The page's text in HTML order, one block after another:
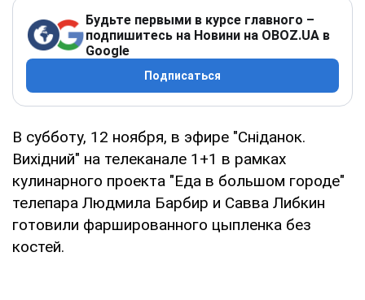
Будьте первыми в курсе главного –
подпишитесь на Новини на OBOZ.UA в
Google
Подписаться
В субботу, 12 ноября, в эфире "Сніданок.
Вихідний" на телеканале 1+1 в рамках
кулинарного проекта "Еда в большом городе"
телепара Людмила Барбир и Савва Либкин
готовили фаршированного цыпленка без
костей.